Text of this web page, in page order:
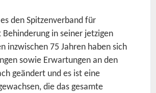
den Spitzenverband für
in seiner jetzigen
inzwischen 75 Jahren haben sich
sowie Erwartungen an den
geändert und es ist eine
die das gesamte